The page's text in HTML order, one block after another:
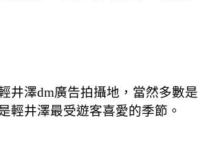
井澤dm廣告拍攝地，當然多數是
輕井澤最受遊客喜愛的季節。